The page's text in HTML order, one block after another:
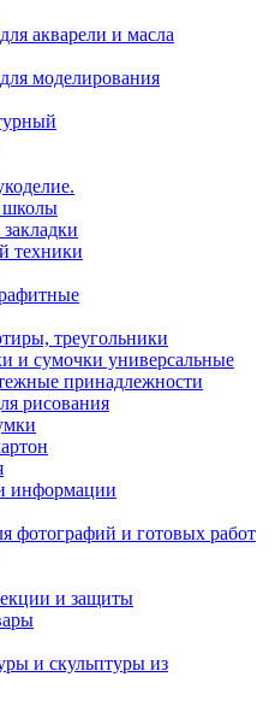
акварели и масла
моделирования
школы
техники
треугольники
и сумочки универсальные
принадлежности
рисования
информации
фотографий и готовых работ
и защиты
и скульптуры из